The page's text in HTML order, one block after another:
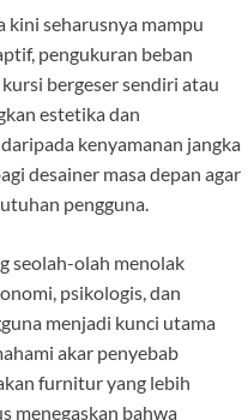
kini seharusnya mampu
pengukuran beban
bergeser sendiri atau
estetika dan
kenyamanan jangka
desainer masa depan agar
pengguna.
seolah-olah menolak
psikologis, dan
menjadi kunci utama
akar penyebab
furnitur yang lebih
menegaskan bahwa